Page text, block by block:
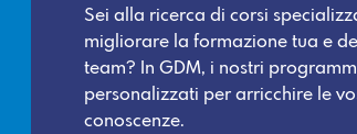
Sei alla ricerca di corsi
migliorare la formazione tua e
team? In GDM, i nostri
personalizzati per arricchire le
conoscenze.